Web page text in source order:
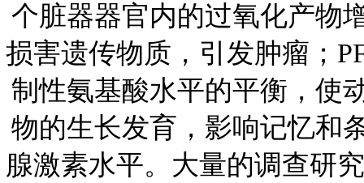
个脏器器官内的过氧化产物
损害遗传物质，引发肿瘤；
制性氨基酸水平的平衡，使
物的生长发育，影响记忆和
腺激素水平。大量的调查研